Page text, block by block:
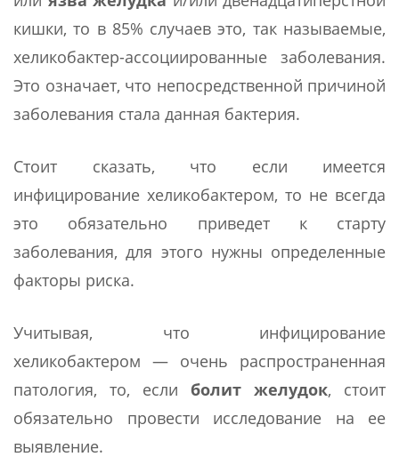
кишки, то в 85% случаев это, так называемые,
хеликобактер-ассоциированные заболевания.
Это означает, что непосредственной причиной
заболевания стала данная бактерия.
Стоит сказать, что если имеется
инфицирование хеликобактером, то не всегда
это обязательно приведет к старту
заболевания, для этого нужны определенные
факторы риска.
Учитывая, что инфицирование
хеликобактером — очень распространенная
патология, то, если болит желудок, стоит
обязательно провести исследование на ее
выявление.